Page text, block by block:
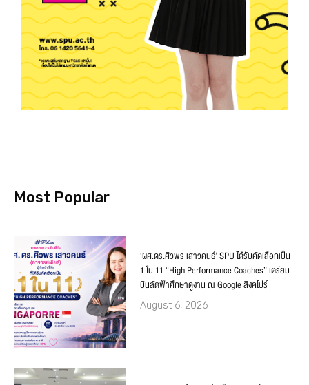
Most Popular
‘ผศ.ดร.ศิวพร เสาวคนธ์’ SPU ได้รับคัดเลือกเป็น
1 ใน 11 “High Performance Coaches” เตรียม
บินลัดฟ้าศึกษาดูงาน ณ Google สิงคโปร์
August 6, 2026